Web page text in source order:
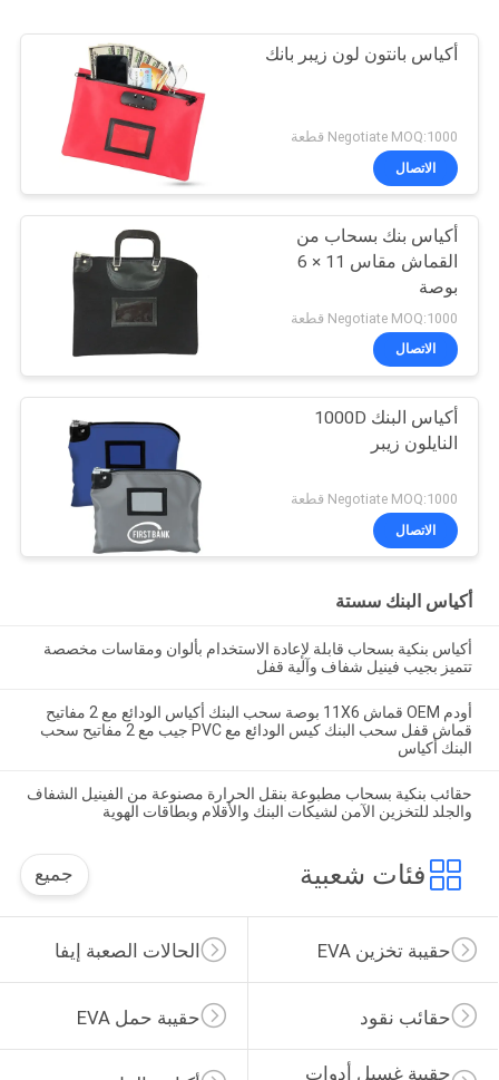
أكياس بانتون لون زيبر بانك
Negotiate MOQ:1000 قطعة
الاتصال
أكياس بنك بسحاب من
القماش مقاس 11 × 6
بوصة
Negotiate MOQ:1000 قطعة
الاتصال
أكياس البنك 1000D
النايلون زيبر
Negotiate MOQ:1000 قطعة
الاتصال
أكياس البنك سستة
أكياس بنكية بسحاب قابلة لإعادة الاستخدام بألوان ومقاسات مخصصة
تتميز بجيب فينيل شفاف وآلية قفل
أودم OEM قماش 11X6 بوصة سحب البنك أكياس الودائع مع 2 مفاتيح
قماش قفل سحب البنك كيس الودائع مع PVC جيب مع 2 مفاتيح سحب
البنك أكياس
حقائب بنكية بسحاب مطبوعة بنقل الحرارة مصنوعة من الفينيل الشفاف
والجلد للتخزين الآمن لشيكات البنك والأقلام وبطاقات الهوية
فئات شعبية جميع
الحالات الصعبة إيفا حقيبة تخزين EVA
حقيبة حمل EVA حقائب نقود
حقيبة غسيل أدوات